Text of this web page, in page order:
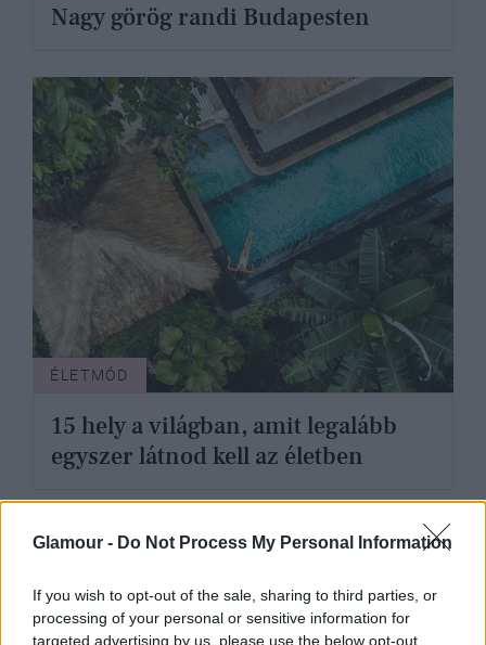
Glamour - Do Not Process My Personal Information
If you wish to opt-out of the sale, sharing to third parties, or
processing of your personal or sensitive information for
targeted advertising by us, please use the below opt-out
Nagy görög randi Budapesten
ÉLETMÓD
15 hely a világban, amit legalább
egyszer látnod kell az életben